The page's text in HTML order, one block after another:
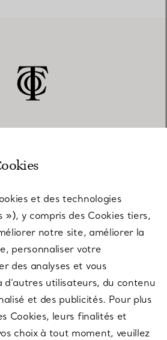
et des technologies
»), y compris des Cookies tiers,
notre site, améliorer la
personnaliser votre
des analyses et vous
d’autres utilisateurs, du contenu
et des publicités. Pour plus
Cookies, leurs finalités et
choix à tout moment, veuillez